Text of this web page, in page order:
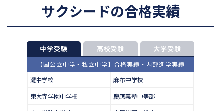
サクシードの合格実績
中学受験 高校受験 大学受験
【国公立中学・私立中学】合格実績・内部進学実績
灘中学校
麻布中学校
東大寺学園中学校
慶應義塾中等部